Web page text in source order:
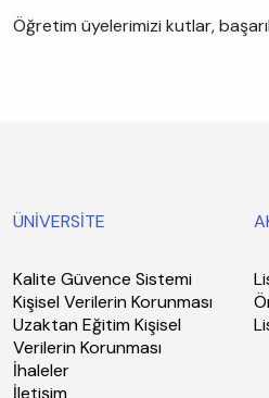
Öğretim üyelerimizi kutlar,
ÜNİVERSİTE
Kalite Güvence Sistemi
Kişisel Verilerin Korunması
Uzaktan Eğitim Kişisel
Verilerin Korunması
İhaleler
İletişim